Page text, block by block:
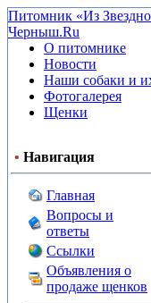
Питомник «Из
Черныш.Ru
О питомнике
Новости
Наши собаки и
Фотогалерея
Щенки
• Навигация
Главная
Вопросы и
ответы
Ссылки
Объявления о
продаже щенков